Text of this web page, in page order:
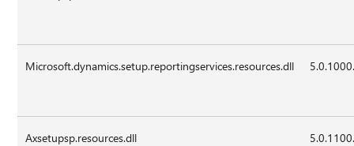
Microsoft.dynamics.setup.reportingservices.resources.dll
Axsetupsp.resources.dll